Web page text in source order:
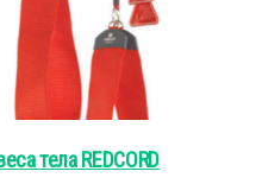
тела REDCORD